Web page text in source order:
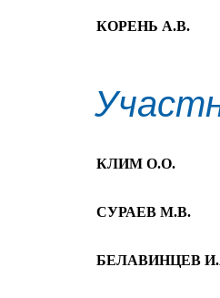
КОРЕНЬ А.В.
КЛИМ О.О.
СУРАЕВ М.В.
БЕЛАВИНЦЕВ